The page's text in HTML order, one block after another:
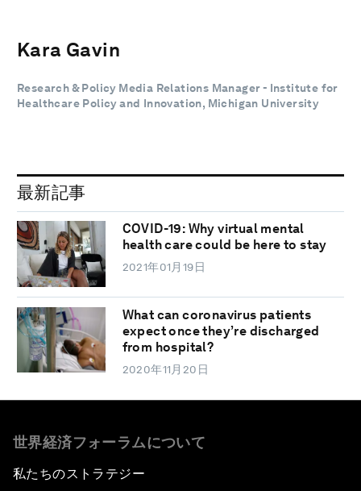
Kara Gavin
Research & Policy Media Relations Manager - Institute for
Healthcare Policy and Innovation, Michigan University
最新記事
COVID-19: Why virtual mental
health care could be here to stay
2021年01月19日
What can coronavirus patients
expect once they’re discharged
from hospital?
2020年11月20日
世界経済フォーラムについて
私たちのストラテジー